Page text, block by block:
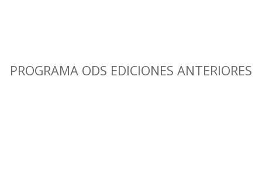
PROGRAMA ODS EDICIONES ANTERIORES